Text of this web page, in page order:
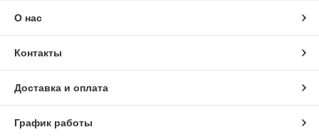
О нас
Контакты
Доставка и оплата
График работы